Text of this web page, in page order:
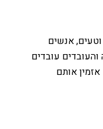
אנשים
עובדים
אותם